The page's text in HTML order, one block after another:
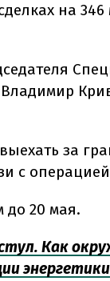
на
за
с
до 20 мая.
Как
энергетики